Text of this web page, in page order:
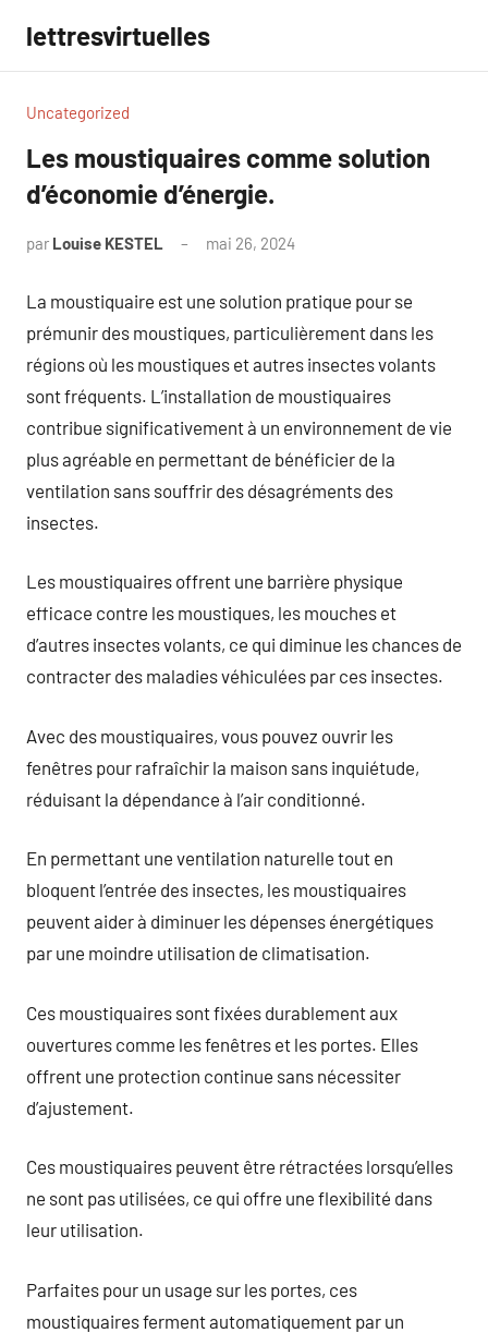
contenu
lettresvirtuelles
Uncategorized
Les moustiquaires comme solution
d’économie d’énergie.
par Louise KESTEL mai 26, 2024
La moustiquaire est une solution pratique pour se
prémunir des moustiques, particulièrement dans les
régions où les moustiques et autres insectes volants
sont fréquents. L’installation de moustiquaires
contribue significativement à un environnement de vie
plus agréable en permettant de bénéficier de la
ventilation sans souffrir des désagréments des
insectes.
Les moustiquaires offrent une barrière physique
efficace contre les moustiques, les mouches et
d’autres insectes volants, ce qui diminue les chances de
contracter des maladies véhiculées par ces insectes.
Avec des moustiquaires, vous pouvez ouvrir les
fenêtres pour rafraîchir la maison sans inquiétude,
réduisant la dépendance à l’air conditionné.
En permettant une ventilation naturelle tout en
bloquent l’entrée des insectes, les moustiquaires
peuvent aider à diminuer les dépenses énergétiques
par une moindre utilisation de climatisation.
Ces moustiquaires sont fixées durablement aux
ouvertures comme les fenêtres et les portes. Elles
offrent une protection continue sans nécessiter
d’ajustement.
Ces moustiquaires peuvent être rétractées lorsqu’elles
ne sont pas utilisées, ce qui offre une flexibilité dans
leur utilisation.
Parfaites pour un usage sur les portes, ces
moustiquaires ferment automatiquement par un